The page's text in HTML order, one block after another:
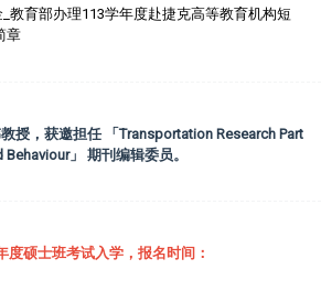
教育部办理113学年度赴捷克高等教育机构短
章
授，获邀担任 「Transportation Research Part
」 期刊编辑委员。
度硕士班考试入学，报名时间：